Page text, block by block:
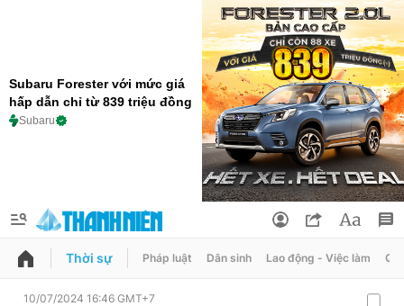
Subaru Forester với mức giá
hấp dẫn chỉ từ 839 triệu đồng
Subaru
QUẢNG CÁO
Thời sự Pháp luật Dân sinh Lao động - Việc làm
10/07/2024 16:46 GMT+7